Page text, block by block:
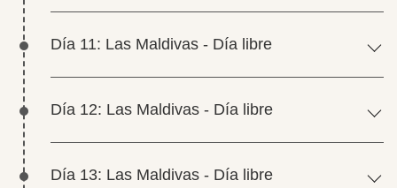
Día 11: Las Maldivas - Día libre
Día 12: Las Maldivas - Día libre
Día 13: Las Maldivas - Día libre